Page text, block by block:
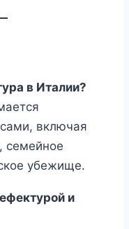
в Италии?
включая
семейное
убежище.
и